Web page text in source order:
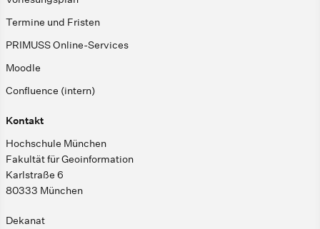
Termine und Fristen
PRIMUSS Online-Services
Moodle
Confluence (intern)
Kontakt
Hochschule München
Fakultät für Geoinformation
Karlstraße 6
80333 München
Dekanat